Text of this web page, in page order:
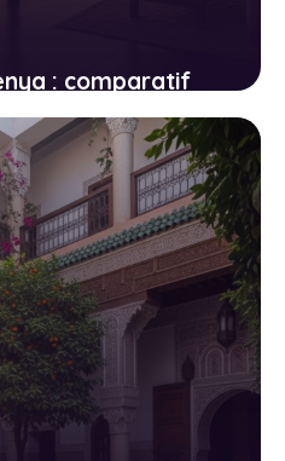
: comparatif
du Masai Mara